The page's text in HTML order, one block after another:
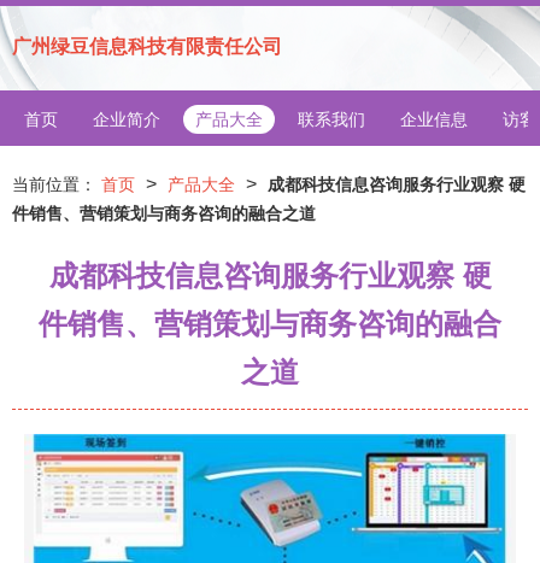
广州绿豆信息科技有限责任公司
首页 企业简介 产品大全 联系我们 企业信息 访客
当前位置： 首页 > 产品大全 >
成都科技信息咨询服务行业观察 硬
件销售、营销策划与商务咨询的融合之道
成都科技信息咨询服务行业观察 硬
件销售、营销策划与商务咨询的融合
之道